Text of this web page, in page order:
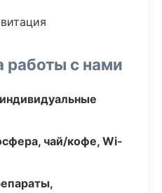
с нами
чай/кофе, Wi-